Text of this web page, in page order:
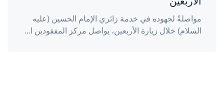
مواصلةً لجهوده في خدمة زائري الإمام الحسين (عليه
السلام) خلال زيارة الأربعين، يواصل مركز المفقودين ا...